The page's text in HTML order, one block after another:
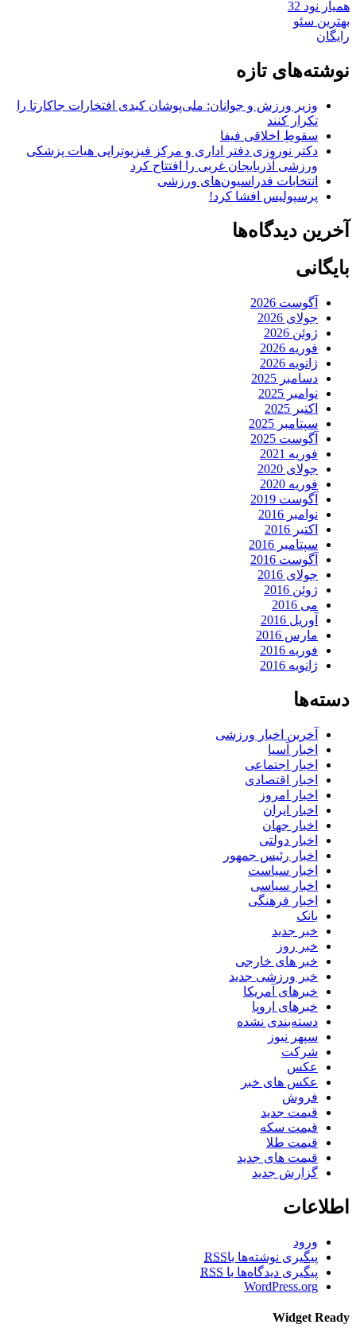
همیار نود 32
بهترین سئو
رایگان
نوشته‌های تازه
وزیر ورزش و جوانان: ملی‌پوشان کبدی افتخارات جاکارتا را
تکرار کنند
سقوطِ اخلاقی فیفا
دکتر نوروزی دفتر اداری و مرکز فیزیوتراپی هیات پزشکی
ورزشی آذربایجان غربی را افتتاح کرد
انتخابات فدراسیون‌های ورزشی
پرسپولیس افشا کرد!
آخرین دیدگاه‌ها
بایگانی
آگوست 2026
جولای 2026
ژوئن 2026
فوریه 2026
ژانویه 2026
دسامبر 2025
نوامبر 2025
اکتبر 2025
سپتامبر 2025
آگوست 2025
فوریه 2021
جولای 2020
فوریه 2020
آگوست 2019
نوامبر 2016
اکتبر 2016
سپتامبر 2016
آگوست 2016
جولای 2016
ژوئن 2016
می 2016
آوریل 2016
مارس 2016
فوریه 2016
ژانویه 2016
دسته‌ها
آخرین اخبار ورزشی
اخبار آسیا
اخبار اجتماعی
اخبار اقتصادی
اخبار امروز
اخبار ایران
اخبار جهان
اخبار دولتی
اخبار رئیس جمهور
اخبار سیاست
اخبار سیاسی
اخبار فرهنگی
بانک
خبر جدید
خبر روز
خبر های خارجی
خبر ورزشی جدید
خبرهای آمریکا
خبرهای اروپا
دسته‌بندی نشده
سپهر نیوز
شرکت
عکس
عکس های خبر
فروش
قیمت جدید
قیمت سکه
قیمت طلا
قیمت های جدید
گزارش جدید
اطلاعات
ورود
پیگیری نوشته‌ها باRSS
پیگیری دیدگاه‌ها با RSS
WordPress.org
Widget Ready